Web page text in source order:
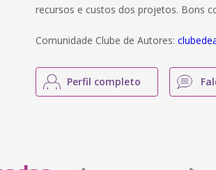
recursos e custos dos projetos. Bons
Comunidade Clube de Autores:
Perfil completo